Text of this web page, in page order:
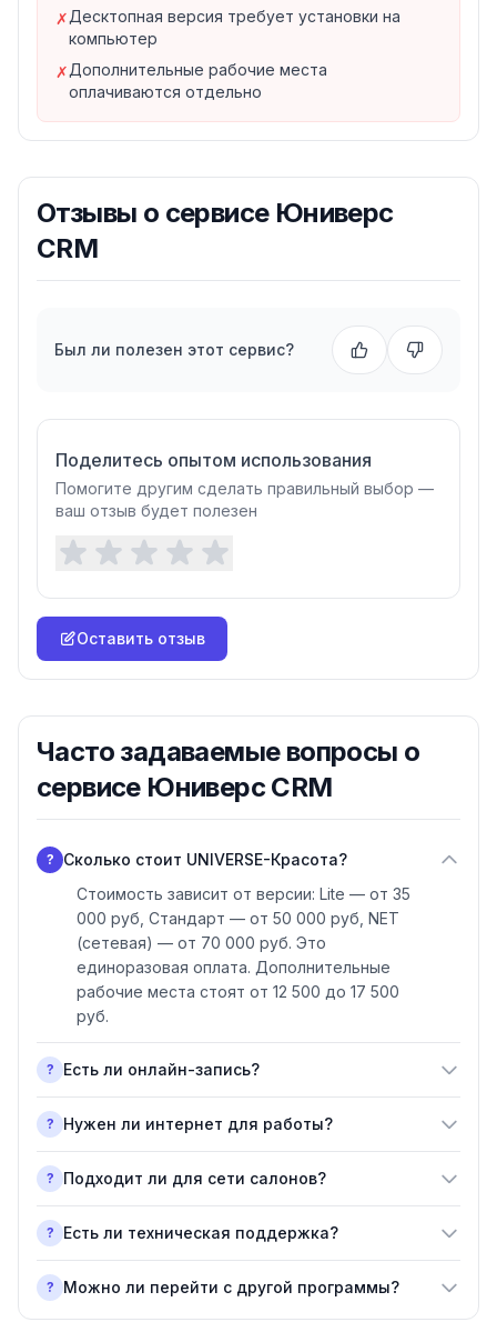
Контроль рентабельности салона
Версии продукта
UNIVERSE-Красота Lite— для небольших салонов,
нескольких филиалов, от 70 000 руб
Для кого подходит?
абонементами
— централизованное управление
✗Десктопная версия требует установки на
компьютер
✗Дополнительные рабочие места
оплачиваются отдельно
Отзывы о сервисе Юниверс
CRM
Был ли полезен этот сервис?
Поделитесь опытом использования
Помогите другим сделать правильный выбор —
ваш отзыв будет полезен
Оставить отзыв
Часто задаваемые вопросы о
сервисе Юниверс CRM
?
Сколько стоит UNIVERSE-Красота?
Стоимость зависит от версии: Lite — от 35
000 руб, Стандарт — от 50 000 руб, NET
(сетевая) — от 70 000 руб. Это
единоразовая оплата. Дополнительные
рабочие места стоят от 12 500 до 17 500
руб.
? Есть ли онлайн-запись?
? Нужен ли интернет для работы?
? Подходит ли для сети салонов?
? Есть ли техническая поддержка?
? Можно ли перейти с другой программы?